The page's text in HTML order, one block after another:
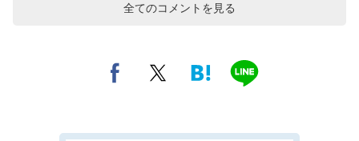
全てのコメントを見る